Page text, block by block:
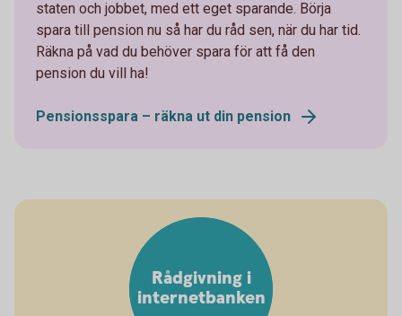
staten och jobbet, med ett eget sparande. Börja
spara till pension nu så har du råd sen, när du har tid.
Räkna på vad du behöver spara för att få den
pension du vill ha!
Pensionsspara – räkna ut din pension
Rådgivning i
internetbanken